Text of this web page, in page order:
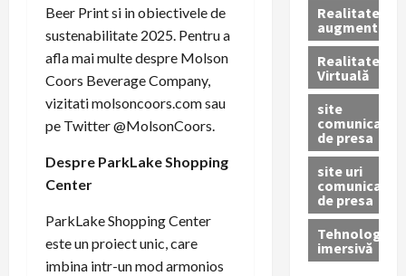
Beer Print si in obiectivele de
sustenabilitate 2025. Pentru a
afla mai multe despre Molson
Coors Beverage Company,
vizitati molsoncoors.com sau
pe Twitter @MolsonCoors.
Despre ParkLake Shopping
Center
ParkLake Shopping Center
este un proiect unic, care
imbina intr-un mod armonios
Realitatea
augmentată
Realitatea
Virtuală
site
comunicate
de presa
site uri
comunicate
de presa
Tehnologie
imersivă